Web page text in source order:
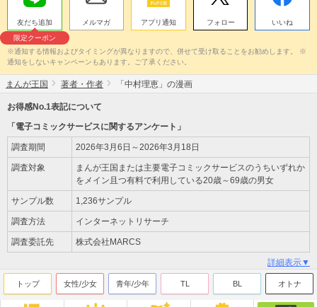
友だち追加
限定クーポン
メルマガ アプリ通知 フォロー いいね
※通知する情報およびタイミングが異なりますので、併せて受け取ることをお勧めします。 ※
通知をしないキャンペーンもあります。ご了承ください。
まんが王国 著者・作者 「中村理恵」の漫画
お得感No.1表記について
「電子コミックサービスに関するアンケート」
調査期間 2026年3月6日～2026年3月18日
調査対象
まんが王国または主要電子コミックサービスのうちいずれか
をメイン且つ有料で利用している20歳～69歳の男女
サンプル数 1,236サンプル
調査方法 インターネットリサーチ
調査委託先 株式会社MARCS
詳細表示▼
トップ 女性/少女 青年/少年 TL BL オトナ